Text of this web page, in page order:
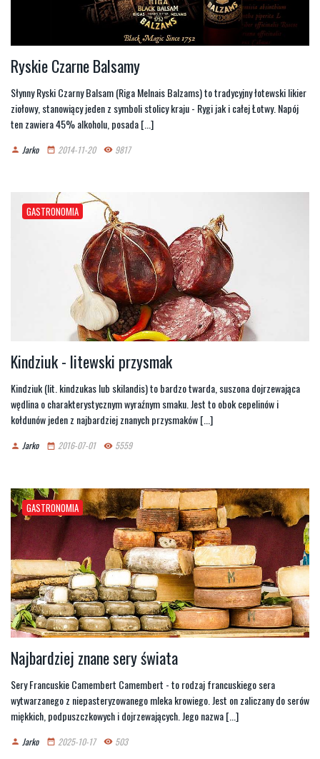
Ryskie Czarne Balsamy
Słynny Ryski Czarny Balsam (Riga Melnais Balzams) to tradycyjny łotewski likier
ziołowy, stanowiący jeden z symboli stolicy kraju - Rygi jak i całej Łotwy. Napój
ten zawiera 45% alkoholu, posada [...]
person Jarko date_range 2014-11-20 remove_red_eye 9817
GASTRONOMIA
Kindziuk - litewski przysmak
Kindziuk (lit. kindzukas lub skilandis) to bardzo twarda, suszona dojrzewająca
wędlina o charakterystycznym wyraźnym smaku. Jest to obok cepelinów i
kołdunów jeden z najbardziej znanych przysmaków [...]
person Jarko date_range 2016-07-01 remove_red_eye 5559
GASTRONOMIA
Najbardziej znane sery świata
Sery Francuskie Camembert Camembert - to rodzaj francuskiego sera
wytwarzanego z niepasteryzowanego mleka krowiego. Jest on zaliczany do serów
miękkich, podpuszczkowych i dojrzewających. Jego nazwa [...]
person Jarko date_range 2025-10-17 remove_red_eye 503